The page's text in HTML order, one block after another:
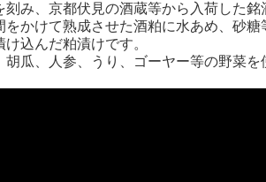
刻み、京都伏見の酒蔵等から入荷した
をかけて熟成させた酒粕に水あめ、砂糖
込んだ粕漬けです。
胡瓜、人参、うり、ゴーヤー等の野菜を